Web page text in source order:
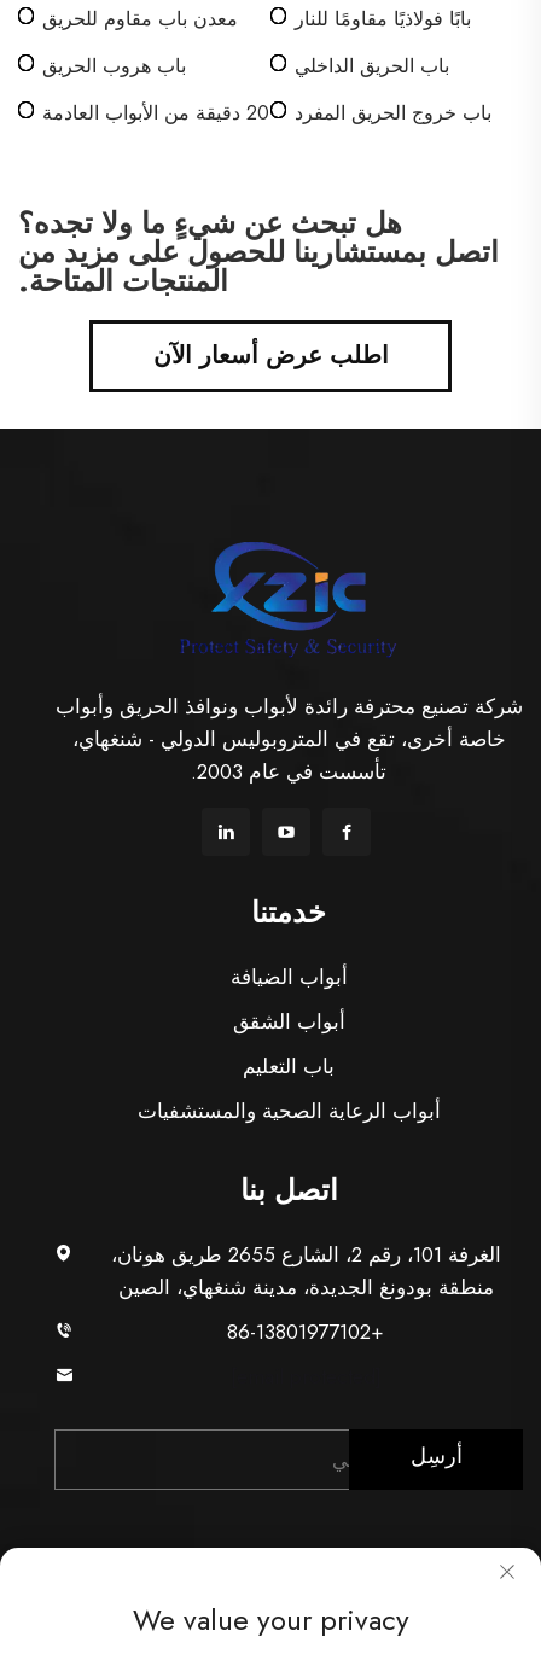
بابًا فولاذيًا مقاومًا للنار
معدن باب مقاوم للحريق
باب الحريق الداخلي
باب هروب الحريق
باب خروج الحريق المفرد
20 دقيقة من الأبواب العادمة
هل تبحث عن شيءٍ ما ولا تجده؟
اتصل بمستشارينا للحصول على مزيد من
المنتجات المتاحة.
اطلب عرض أسعار الآن
شركة تصنيع محترفة رائدة لأبواب ونوافذ الحريق وأبواب
خاصة أخرى، تقع في المتروبوليس الدولي - شنغهاي،
تأسست في عام 2003.
خدمتنا
أبواب الضيافة
أبواب الشقق
باب التعليم
أبواب الرعاية الصحية والمستشفيات
اتصل بنا
الغرفة 101، رقم 2، الشارع 2655 طريق هونان،
منطقة بودونغ الجديدة، مدينة شنغهاي، الصين
+86-13801977102
أرسِل
We value your privacy